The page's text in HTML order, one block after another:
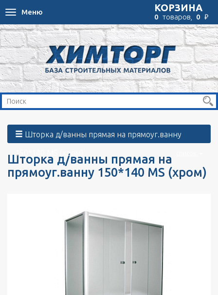
Toggle
navigation
Меню КОРЗИНА
0 товаров, 0 ₽
150*140 MS (хром)
Шторка д/ванны прямая на
прямоуг.ванну 150*140 MS (хром)